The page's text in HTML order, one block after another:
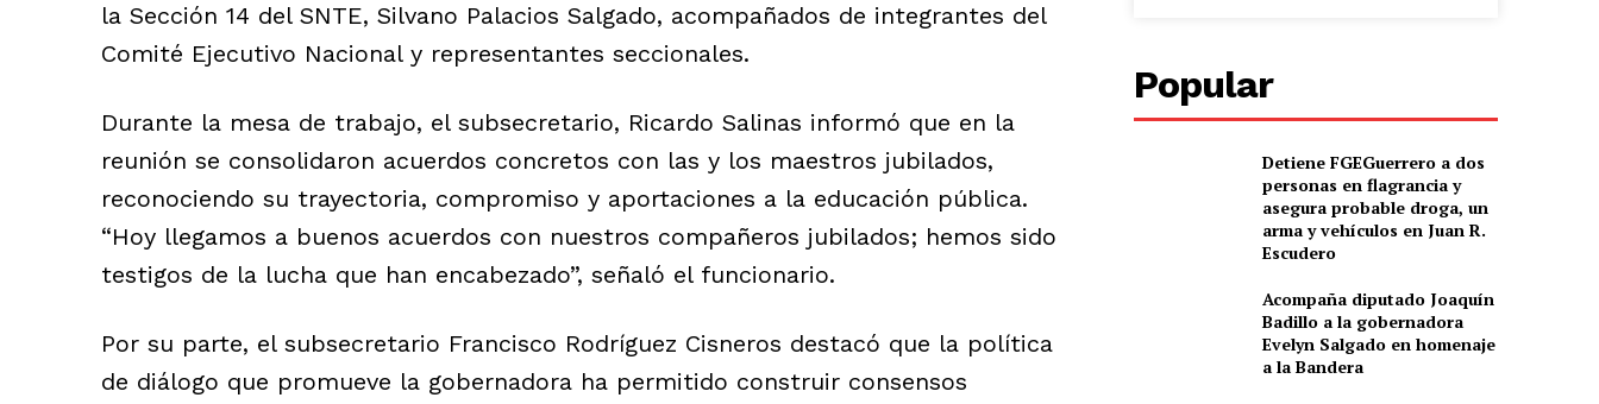
la Sección 14 del SNTE, Silvano Palacios Salgado, acompañados de integrantes del
Comité Ejecutivo Nacional y representantes seccionales.
Durante la mesa de trabajo, el subsecretario, Ricardo Salinas informó que en la
reunión se consolidaron acuerdos concretos con las y los maestros jubilados,
reconociendo su trayectoria, compromiso y aportaciones a la educación pública.
“Hoy llegamos a buenos acuerdos con nuestros compañeros jubilados; hemos sido
testigos de la lucha que han encabezado”, señaló el funcionario.
Por su parte, el subsecretario Francisco Rodríguez Cisneros destacó que la política
de diálogo que promueve la gobernadora ha permitido construir consensos
Popular
Detiene FGEGuerrero a dos
personas en flagrancia y
asegura probable droga, un
arma y vehículos en Juan R.
Escudero
Acompaña diputado Joaquín
Badillo a la gobernadora
Evelyn Salgado en homenaje
a la Bandera